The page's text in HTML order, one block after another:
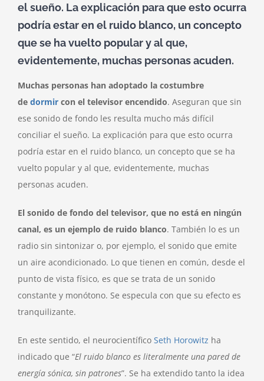
escucharlo?
el sueño. La explicación para que esto ocurra
podría estar en el ruido blanco, un concepto
que se ha vuelto popular y al que,
evidentemente, muchas personas acuden.
Muchas personas han adoptado la costumbre
de dormir con el televisor encendido. Aseguran que sin
ese sonido de fondo les resulta mucho más difícil
conciliar el sueño. La explicación para que esto ocurra
podría estar en el ruido blanco, un concepto que se ha
vuelto popular y al que, evidentemente, muchas
personas acuden.
El sonido de fondo del televisor, que no está en ningún
canal, es un ejemplo de ruido blanco. También lo es un
radio sin sintonizar o, por ejemplo, el sonido que emite
un aire acondicionado. Lo que tienen en común, desde el
punto de vista físico, es que se trata de un sonido
constante y monótono. Se especula con que su efecto es
tranquilizante.
En este sentido, el neurocientífico Seth Horowitz ha
indicado que “El ruido blanco es literalmente una pared de
energía sónica, sin patrones”. Se ha extendido tanto la idea